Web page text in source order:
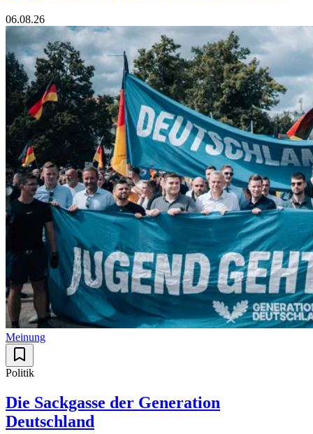
06.08.26
Meinung
Politik
Die Sackgasse der Generation
Deutschland